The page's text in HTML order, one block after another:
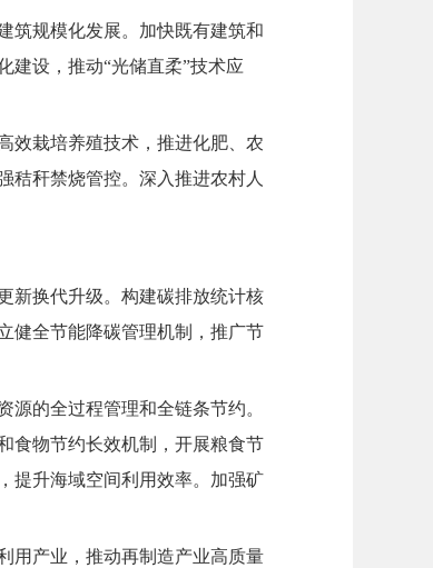
筑规模化发展。加快既有建筑和
建设，推动“光储直柔”技术应
效栽培养殖技术，推进化肥、农
秸秆禁烧管控。深入推进农村人
新换代升级。构建碳排放统计核
健全节能降碳管理机制，推广节
源的全过程管理和全链条节约。
食物节约长效机制，开展粮食节
提升海域空间利用效率。加强矿
用产业，推动再制造产业高质量